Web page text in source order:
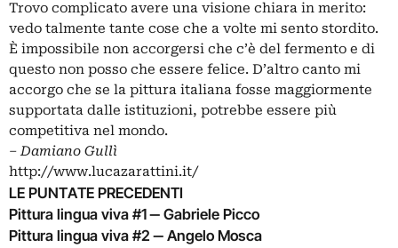
Trovo complicato avere una visione chiara in merito:
vedo talmente tante cose che a volte mi sento stordito.
È impossibile non accorgersi che c’è del fermento e di
questo non posso che essere felice. D’altro canto mi
accorgo che se la pittura italiana fosse maggiormente
supportata dalle istituzioni, potrebbe essere più
competitiva nel mondo.
‒ Damiano Gullì
http://www.lucazarattini.it/
LE PUNTATE PRECEDENTI
Pittura lingua viva #1 ‒ Gabriele Picco
Pittura lingua viva #2 ‒ Angelo Mosca